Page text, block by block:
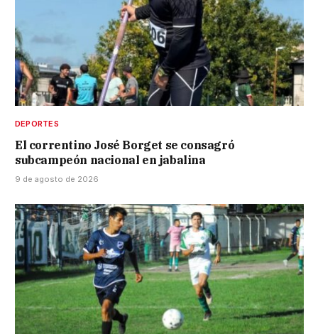
DEPORTES
El correntino José Borget se consagró
subcampeón nacional en jabalina
9 de agosto de 2026